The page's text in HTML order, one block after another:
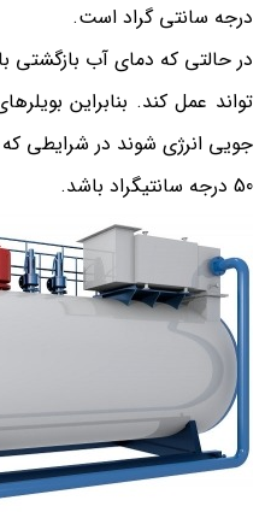
درجه سانتی گراد است.
تواند عمل کند. بنابراین
جویی انرژی شوند در شرایطی
50 درجه سانتیگراد باشد.